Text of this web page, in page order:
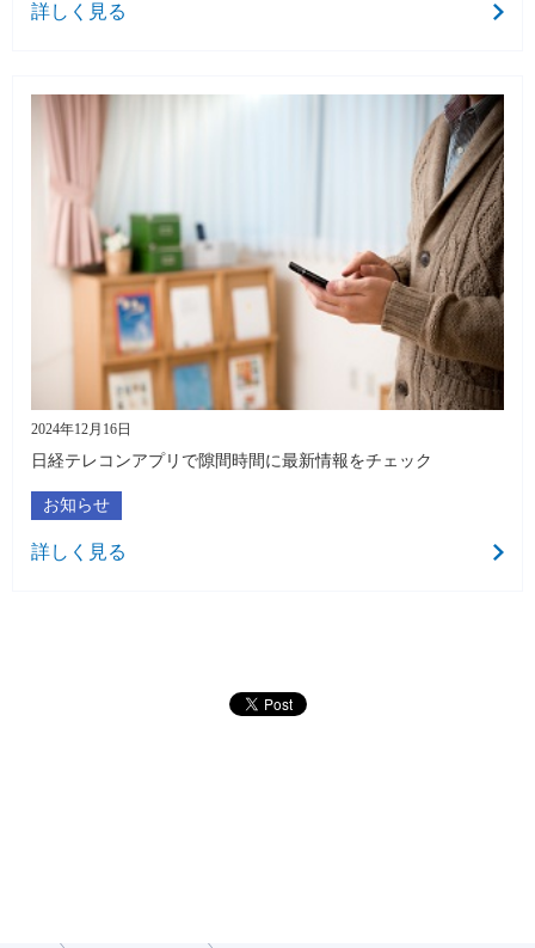
詳しく見る
2024年12月16日
⽇経テレコンアプリで隙間時間に最新情報をチェック
お知らせ
詳しく見る